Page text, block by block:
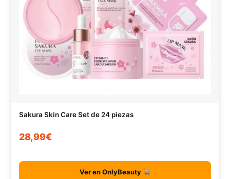
Sakura Skin Care Set de 24 piezas
28,99€
Ver en OnlyBeauty